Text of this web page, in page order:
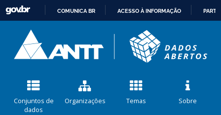
CONTEÚDO
COMUNICA BR ACESSO À INFORMAÇÃO
Conjuntos de
dados
Organizações Temas Sobre